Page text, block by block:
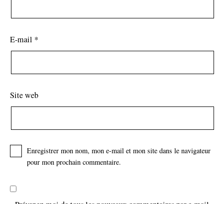
E-mail *
Site web
Enregistrer mon nom, mon e-mail et mon site dans le navigateur
pour mon prochain commentaire.